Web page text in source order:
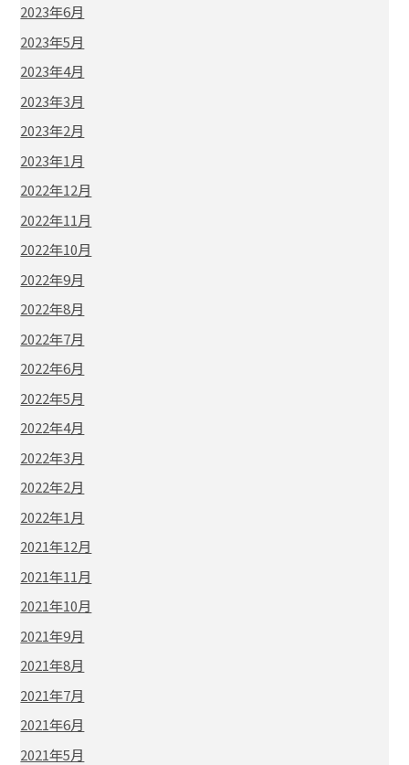
2023年6月
2023年5月
2023年4月
2023年3月
2023年2月
2023年1月
2022年12月
2022年11月
2022年10月
2022年9月
2022年8月
2022年7月
2022年6月
2022年5月
2022年4月
2022年3月
2022年2月
2022年1月
2021年12月
2021年11月
2021年10月
2021年9月
2021年8月
2021年7月
2021年6月
2021年5月